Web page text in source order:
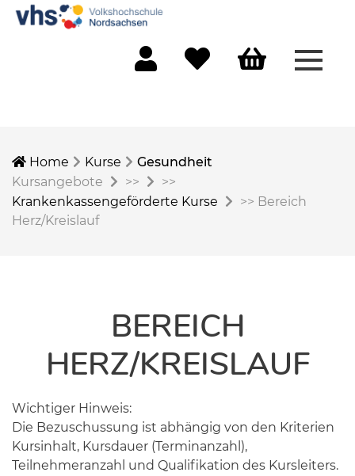
Home Kurse
Gesundheit
Kursangebote
>>
>>
Krankenkassengeförderte Kurse
>> Bereich
Herz/Kreislauf
BEREICH
HERZ/KREISLAUF
Wichtiger Hinweis:
Die Bezuschussung ist abhängig von den Kriterien
Kursinhalt, Kursdauer (Terminanzahl),
Teilnehmeranzahl und Qualifikation des Kursleiters.